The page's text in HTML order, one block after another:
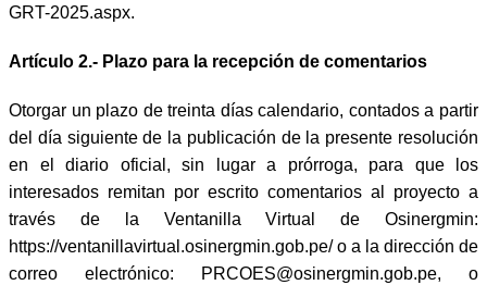
GRT-2025.aspx.
Artículo 2.- Plazo para la recepción de comentarios
Otorgar un plazo de treinta días calendario, contados a partir
del día siguiente de la publicación de la presente resolución
en el diario oficial, sin lugar a prórroga, para que los
interesados remitan por escrito comentarios al proyecto a
través de la Ventanilla Virtual de Osinergmin:
https://ventanillavirtual.osinergmin.gob.pe/ o a la dirección de
correo electrónico: PRCOES@osinergmin.gob.pe, o